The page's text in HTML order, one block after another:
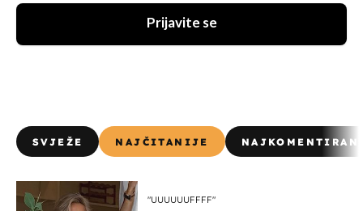
Prijavite se
SVJEŽE NAJČITANIJE
"UUUUUUFFFF"